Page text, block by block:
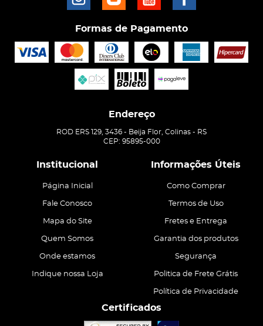
Formas de Pagamento
Endereço
ROD ERS 129, 3436 - Beija Flor, Colinas - RS
CEP: 95895-000
Institucional
Página Inicial
Fale Conosco
Mapa do Site
Quem Somos
Onde estamos
Indique nossa Loja
Informações Úteis
Como Comprar
Termos de Uso
Fretes e Entrega
Garantia dos produtos
Segurança
Politica de Frete Grátis
Política de Privacidade
Certificados